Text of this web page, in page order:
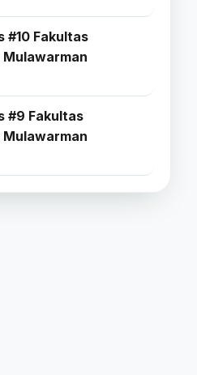
#10 Fakultas
#9 Fakultas